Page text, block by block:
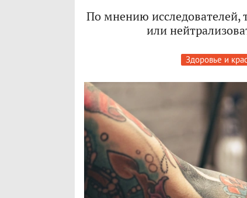
По мнению исследователей,
или
Здоровье и